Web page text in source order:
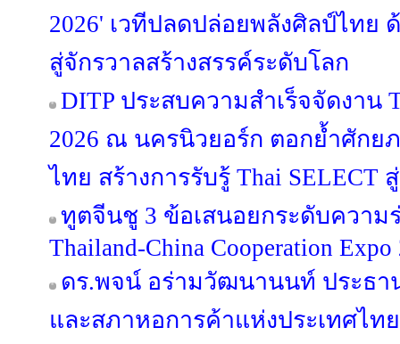
2026' เวทีปลดปล่อยพลังศิลป์ไท
สู่จักรวาลสร้างสรรค์ระดับโลก
DITP ประสบความสำเร็จจัดงาน
2026 ณ นครนิวยอร์ก ตอกย้ำศักยภ
ไทย สร้างการรับรู้ Thai SELECT
ทูตจีนชู 3 ข้อเสนอยกระดับความ
Thailand-China Cooperation Expo
ดร.พจน์ อร่ามวัฒนานนท์ ประธา
และสภาหอการค้าแห่งประเทศไท